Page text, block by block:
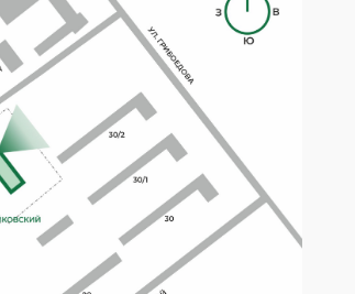
КАК КУПИТЬ
Калькулятор ипотеки
Онлайн-запись
Рассрочка
Материнский капитал
Трейд-Ин